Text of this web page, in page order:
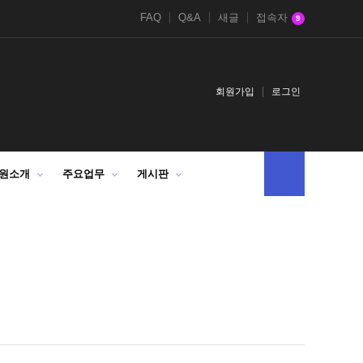
FAQ Q&A 새글 접속자 9
회원가입 로그인
소개
주요업무
게시판